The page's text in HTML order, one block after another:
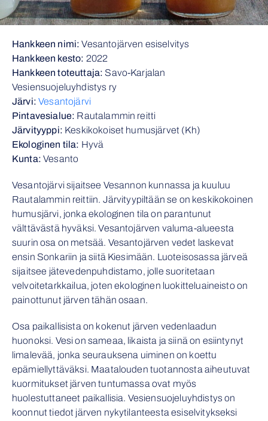
Hankkeen nimi: Vesantojärven esiselvitys
Hankkeen kesto: 2022
Hankkeen toteuttaja: Savo-Karjalan
Vesiensuojeluyhdistys ry
Järvi: Vesantojärvi
Pintavesialue: Rautalammin reitti
Järvityyppi: Keskikokoiset humusjärvet (Kh)
Ekologinen tila: Hyvä
Kunta: Vesanto
Vesantojärvi sijaitsee Vesannon kunnassa ja kuuluu
Rautalammin reittiin. Järvityypiltään se on keskikokoinen
humusjärvi, jonka ekologinen tila on parantunut
välttävästä hyväksi. Vesantojärven valuma-alueesta
suurin osa on metsää. Vesantojärven vedet laskevat
ensin Sonkariin ja siitä Kiesimään. Luoteisosassa järveä
sijaitsee jätevedenpuhdistamo, jolle suoritetaan
velvoitetarkkailua, joten ekologinen luokitteluaineisto on
painottunut järven tähän osaan.
Osa paikallisista on kokenut järven vedenlaadun
huonoksi. Vesi on sameaa, likaista ja siinä on esiintynyt
limalevää, jonka seurauksena uiminen on koettu
epämiellyttäväksi. Maatalouden tuotannosta aiheutuvat
kuormitukset järven tuntumassa ovat myös
huolestuttaneet paikallisia. Vesiensuojeluyhdistys on
koonnut tiedot järven nykytilanteesta esiselvitykseksi